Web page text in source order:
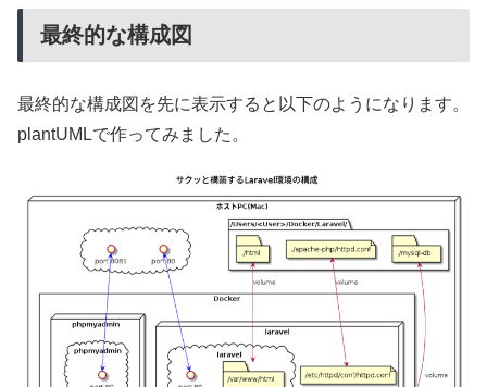
最終的な構成図
最終的な構成図を先に表示すると以下のようになります。
plantUMLで作ってみました。